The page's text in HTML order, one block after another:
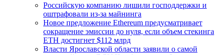
Российскую компанию лишили господдержки и
оштрафовали из-за майнинга
Новое предложение Ethereum предусматривает
сокращение эмиссии до нуля, если объем стекинга
ETH достигнет $112 млрд
Власти Ярославской области заявили о самой